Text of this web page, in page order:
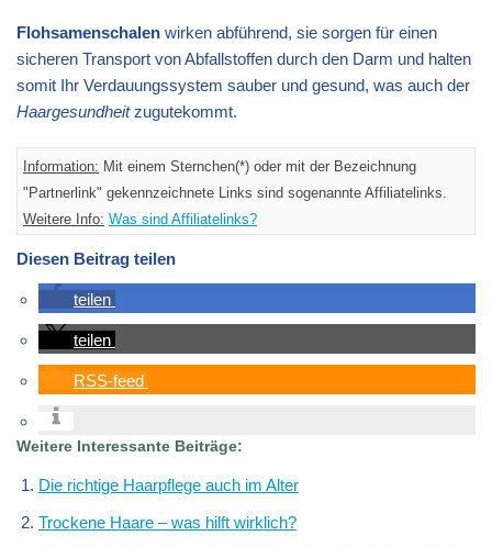
Flohsamenschalen wirken abführend, sie sorgen für einen
sicheren Transport von Abfallstoffen durch den Darm und halten
somit Ihr Verdauungssystem sauber und gesund, was auch der
Haargesundheitzugutekommt.
Information: Mit einem Sternchen(*) oder mit der Bezeichnung
"Partnerlink" gekennzeichnete Links sind sogenannte Affiliatelinks.
Weitere Info: Was sind Affiliatelinks?
Diesen Beitrag teilen
teilen
teilen
RSS-feed
Weitere Interessante Beiträge:
Die richtige Haarpflege auch im Alter
Trockene Haare – was hilft wirklich?